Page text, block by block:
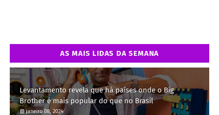
AS MAIS LIDAS DA SEMANA
Levantamento revela que há países onde o Big
Brother é mais popular do que no Brasil
janeiro 08, 2024